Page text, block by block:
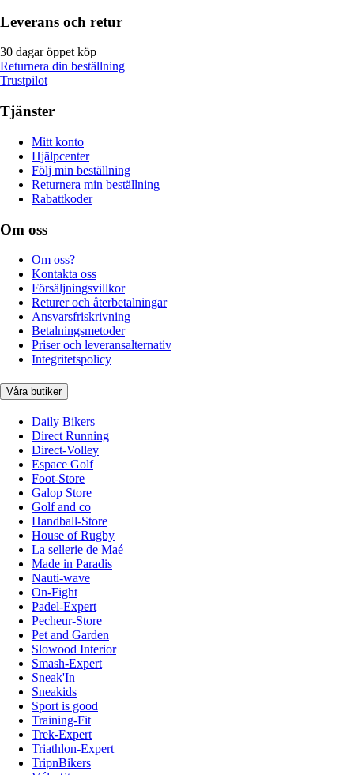
Leverans och retur
30 dagar öppet köp
Returnera din beställning
Trustpilot
Tjänster
Mitt konto
Hjälpcenter
Följ min beställning
Returnera min beställning
Rabattkoder
Om oss
Om oss?
Kontakta oss
Försäljningsvillkor
Returer och återbetalningar
Ansvarsfriskrivning
Betalningsmetoder
Priser och leveransalternativ
Integritetspolicy
Våra butiker
Daily Bikers
Direct Running
Direct-Volley
Espace Golf
Foot-Store
Galop Store
Golf and co
Handball-Store
House of Rugby
La sellerie de Maé
Made in Paradis
Nauti-wave
On-Fight
Padel-Expert
Pecheur-Store
Pet and Garden
Slowood Interior
Smash-Expert
Sneak'In
Sneakids
Sport is good
Training-Fit
Trek-Expert
Triathlon-Expert
TripnBikers